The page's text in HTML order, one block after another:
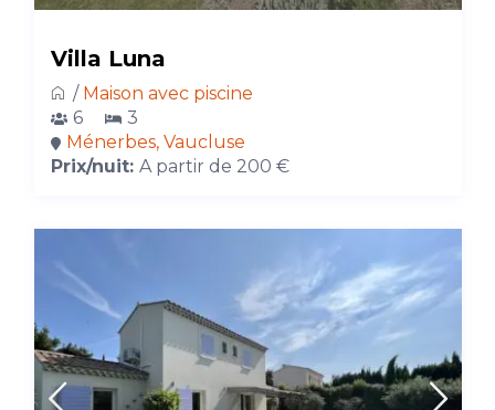
Villa Luna
/ Maison avec piscine
6
3
Ménerbes, Vaucluse
Prix/nuit: A partir de 200 €